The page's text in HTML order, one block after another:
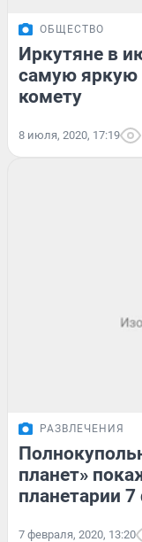
ОБЩЕСТВО
Иркутяне в
самую яркую
комету
8 июля, 2020, 17:19
РАЗВЛЕЧЕНИЯ
планет»
планетарии
7 февраля, 2020, 13:20